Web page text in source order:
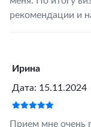
рекомендации и
Ирина
Дата: 15.11.2024
Прием мне очень